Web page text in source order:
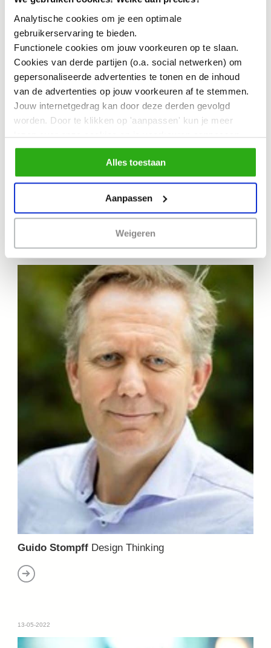
Analytische cookies om je een optimale
gebruikerservaring te bieden.
Functionele cookies om jouw voorkeuren op te slaan.
Cookies van derde partijen (o.a. social netwerken) om
gepersonaliseerde advertenties te tonen en de inhoud
van de advertenties op jouw voorkeuren af te stemmen.
Jouw internetgedrag kan door deze derden gevolgd
worden. Door te klikken op 'aanpassen' kun je meer
lezen over onze cookies en je voorkeuren aanpassen.
Door op 'Alles toestaan' te klikken, ga je akkoord met het
gebruik van alle cookies zoals omschreven in
ons cookiebeleid.
Alles toestaan
Aanpassen
Weigeren
Remko van der Lugt Co-design
Guido Stompff Design Thinking
13-05-2022